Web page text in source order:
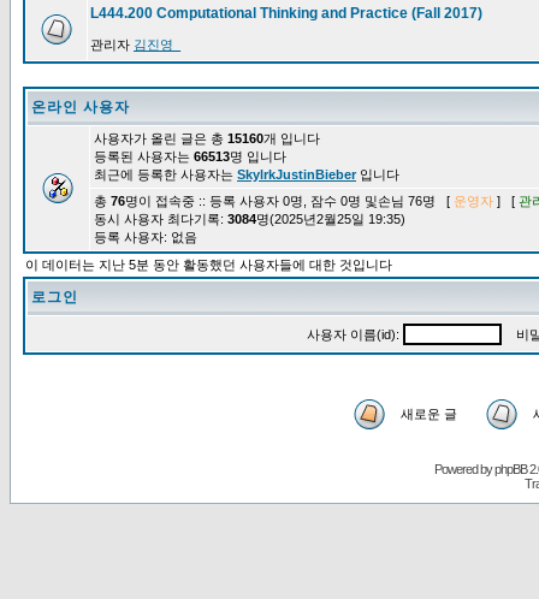
L444.200 Computational Thinking and Practice (Fall 2017)
관리자 김진영_
온라인 사용자
사용자가 올린 글은 총 15160개 입니다
등록된 사용자는 66513명 입니다
최근에 등록한 사용자는 SkylrkJustinBieber입니다
총 76명이 접속중 :: 등록 사용자 0명, 잠수 0명 및손님 76명 [ 운영자 ] [ 관
동시 사용자 최다기록: 3084명(2025년2월25일 19:35)
등록 사용자: 없음
이 데이터는 지난 5분 동안 활동했던 사용자들에 대한 것입니다
로그인
사용자 이름(id): 비
새로운 글
Powered byphpBB